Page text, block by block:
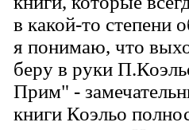
в какой-то степени
я понимаю, что
беру в руки
Прим" -
книги Коэльо